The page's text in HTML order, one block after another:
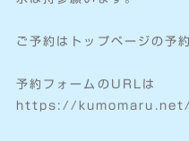
ご予約はトップページの予
予約フォームのURLは
https://